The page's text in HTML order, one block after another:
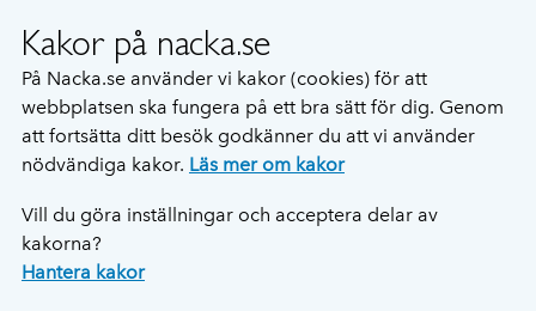
Kakor på nacka.se
På Nacka.se använder vi kakor (cookies) för att
webbplatsen ska fungera på ett bra sätt för dig. Genom
att fortsätta ditt besök godkänner du att vi använder
nödvändiga kakor. Läs mer om kakor
Vill du göra inställningar och acceptera delar av
kakorna?
Hantera kakor